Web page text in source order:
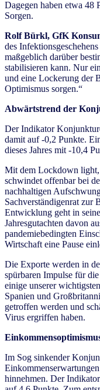
Dagegen haben etwa 48
Sorgen.
Rolf Bürkl, GfK
des
maßgeblich darüber
stabilisieren kann. Nur
und eine Lockerung der
Optimismus sorgen.“
Abwärtstrend der
Der Indikator
damit auf -0,2 Punkte.
dieses Jahres mit -10,4
Mit dem Lockdown
schwindet offenbar bei
nachhaltigen
Sachverständigenrat zur
Entwicklung geht in
Jahresgutachten davon
pandemiebedingten
Wirtschaft eine Pause
Die Exporte werden in
spürbaren Impulse für
einige unserer
Spanien und
getroffen werden und
Virus ergriffen haben.
Im Sog sinkender
hinnehmen. Der